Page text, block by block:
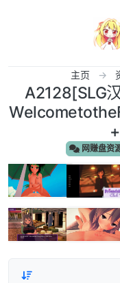
主页
A2128[SLG
网赚盘资